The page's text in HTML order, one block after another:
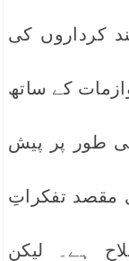
کرداروں کی
کے ساتھ
طور پر پیش
مقصد تفکراتِ
ہے۔ لیکن